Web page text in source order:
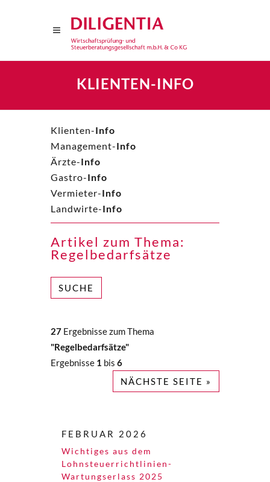
KLIENTEN-INFO
Klienten-Info
Management-Info
Ärzte-Info
Gastro-Info
Vermieter-Info
Landwirte-Info
Artikel zum Thema:
Regelbedarfsätze
SUCHE
27 Ergebnisse zum Thema
"Regelbedarfsätze"
Ergebnisse 1 bis 6
NÄCHSTE SEITE »
FEBRUAR 2026
Wichtiges aus dem
Lohnsteuerrichtlinien-
Wartungserlass 2025